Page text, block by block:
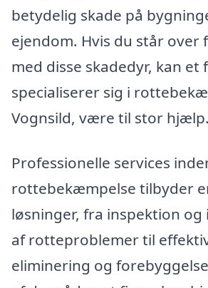
betydelig skade på
ejendom. Hvis du står
med disse skadedyr, kan et
specialiserer sig i
Vognsild, være til stor hjælp.
Professionelle services
rottebekæmpelse tilbyder
løsninger, fra inspektion
af rotteproblemer til
eliminering og